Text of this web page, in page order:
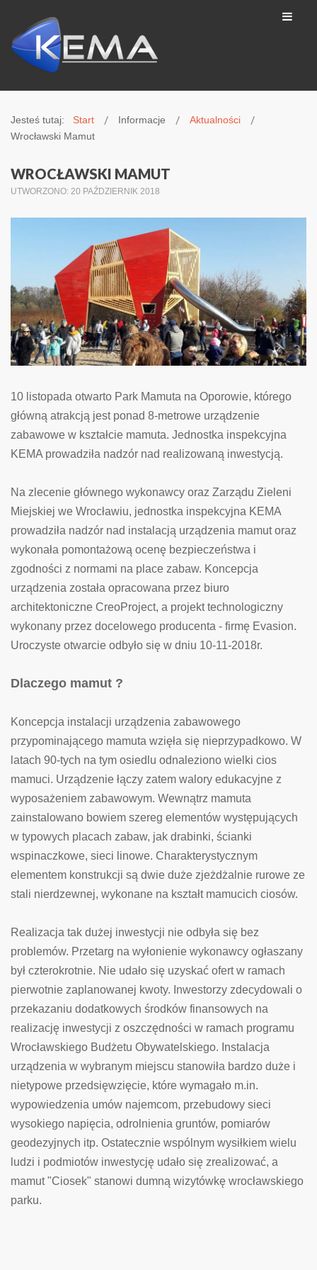
Jesteś tutaj: Start Informacje
Aktualności
Wrocławski Mamut
WROCŁAWSKI MAMUT
UTWORZONO: 20 PAŹDZIERNIK 2018
10 listopada otwarto Park Mamuta na Oporowie, którego
główną atrakcją jest ponad 8-metrowe urządzenie
zabawowe w kształcie mamuta. Jednostka inspekcyjna
KEMA prowadziła nadzór nad realizowaną inwestycją.
Na zlecenie głównego wykonawcy oraz Zarządu Zieleni
Miejskiej we Wrocławiu, jednostka inspekcyjna KEMA
prowadziła nadzór nad instalacją urządzenia mamut oraz
wykonała pomontażową ocenę bezpieczeństwa i
zgodności z normami na place zabaw. Koncepcja
urządzenia została opracowana przez biuro
architektoniczne CreoProject, a projekt technologiczny
wykonany przez docelowego producenta - firmę Evasion.
Uroczyste otwarcie odbyło się w dniu 10-11-2018r.
Dlaczego mamut ?
Koncepcja instalacji urządzenia zabawowego
przypominającego mamuta wzięła się nieprzypadkowo. W
latach 90-tych na tym osiedlu odnaleziono wielki cios
mamuci. Urządzenie łączy zatem walory edukacyjne z
wyposażeniem zabawowym. Wewnątrz mamuta
zainstalowano bowiem szereg elementów występujących
w typowych placach zabaw, jak drabinki, ścianki
wspinaczkowe, sieci linowe. Charakterystycznym
elementem konstrukcji są dwie duże zjeżdżalnie rurowe ze
stali nierdzewnej, wykonane na kształt mamucich ciosów.
Realizacja tak dużej inwestycji nie odbyła się bez
problemów. Przetarg na wyłonienie wykonawcy ogłaszany
był czterokrotnie. Nie udało się uzyskać ofert w ramach
pierwotnie zaplanowanej kwoty. Inwestorzy zdecydowali o
przekazaniu dodatkowych środków finansowych na
realizację inwestycji z oszczędności w ramach programu
Wrocławskiego Budżetu Obywatelskiego. Instalacja
urządzenia w wybranym miejscu stanowiła bardzo duże i
nietypowe przedsięwzięcie, które wymagało m.in.
wypowiedzenia umów najemcom, przebudowy sieci
wysokiego napięcia, odrolnienia gruntów, pomiarów
geodezyjnych itp. Ostatecznie wspólnym wysiłkiem wielu
ludzi i podmiotów inwestycję udało się zrealizować, a
mamut "Ciosek" stanowi dumną wizytówkę wrocławskiego
parku.